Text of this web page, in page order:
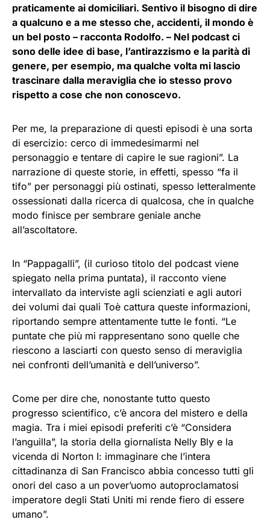
praticamente ai domiciliari. Sentivo il bisogno di dire
a qualcuno e a me stesso che, accidenti, il mondo è
un bel posto – racconta Rodolfo. – Nel podcast ci
sono delle idee di base, l’antirazzismo e la parità di
genere, per esempio, ma qualche volta mi lascio
trascinare dalla meraviglia che io stesso provo
rispetto a cose che non conoscevo.
Per me, la preparazione di questi episodi è una sorta
di esercizio: cerco di immedesimarmi nel
personaggio e tentare di capire le sue ragioni”. La
narrazione di queste storie, in effetti, spesso “fa il
tifo” per personaggi più ostinati, spesso letteralmente
ossessionati dalla ricerca di qualcosa, che in qualche
modo finisce per sembrare geniale anche
all’ascoltatore.
In “Pappagalli”, (il curioso titolo del podcast viene
spiegato nella prima puntata), il racconto viene
intervallato da interviste agli scienziati e agli autori
dei volumi dai quali Toè cattura queste informazioni,
riportando sempre attentamente tutte le fonti. “Le
puntate che più mi rappresentano sono quelle che
riescono a lasciarti con questo senso di meraviglia
nei confronti dell’umanità e dell’universo”.
Come per dire che, nonostante tutto questo
progresso scientifico, c’è ancora del mistero e della
magia. Tra i miei episodi preferiti c’è “Considera
l’anguilla”, la storia della giornalista Nelly Bly e la
vicenda di Norton I: immaginare che l’intera
cittadinanza di San Francisco abbia concesso tutti gli
onori del caso a un pover’uomo autoproclamatosi
imperatore degli Stati Uniti mi rende fiero di essere
umano”.